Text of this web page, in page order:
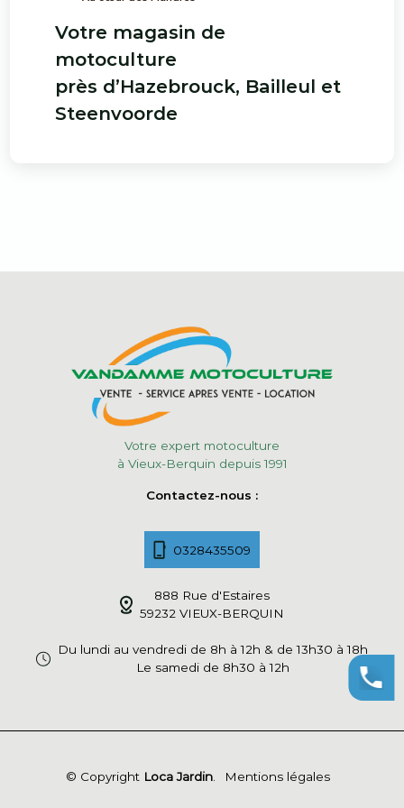
Votre magasin de
motoculture
près d’Hazebrouck, Bailleul et
Steenvoorde
Votre expert motoculture
à Vieux-Berquin depuis 1991
Contactez-nous :
0328435509
888 Rue d'Estaires
59232 VIEUX-BERQUIN
Du lundi au vendredi de 8h à 12h & de 13h30 à 18h
Le samedi de 8h30 à 12h
© Copyright Loca Jardin. Mentions légales